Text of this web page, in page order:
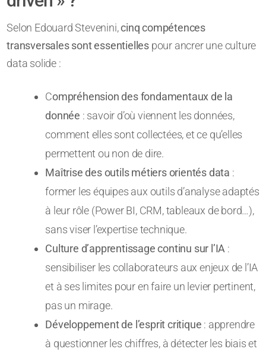
Selon Edouard Stevenini,cinq compétences
transversales sont essentielles pour ancrer une culture
data solide :
Compréhension des fondamentaux de la
donnée : savoir d’où viennent les données,
comment elles sont collectées, et ce qu’elles
permettent ou non de dire.
Maîtrise des outils métiers orientés data :
former les équipes aux outils d’analyse adaptés
à leur rôle (Power BI, CRM, tableaux de bord…),
sans viser l’expertise technique.
Culture d’apprentissage continu sur l’IA :
sensibiliser les collaborateurs aux enjeux de l’IA
et à ses limites pour en faire un levier pertinent,
pas un mirage.
Développement de l’esprit critique : apprendre
à questionner les chiffres, à détecter les biais et